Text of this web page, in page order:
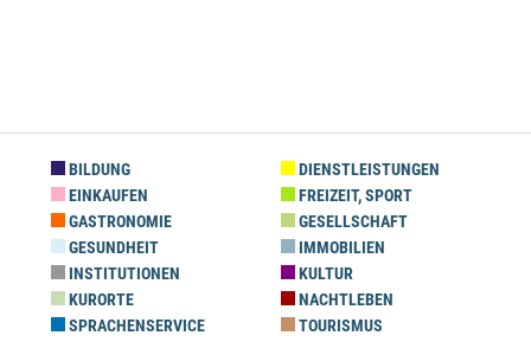
BILDUNG
DIENSTLEISTUNGEN
EINKAUFEN
FREIZEIT, SPORT
GASTRONOMIE
GESELLSCHAFT
GESUNDHEIT
IMMOBILIEN
INSTITUTIONEN
KULTUR
KURORTE
NACHTLEBEN
SPRACHENSERVICE
TOURISMUS